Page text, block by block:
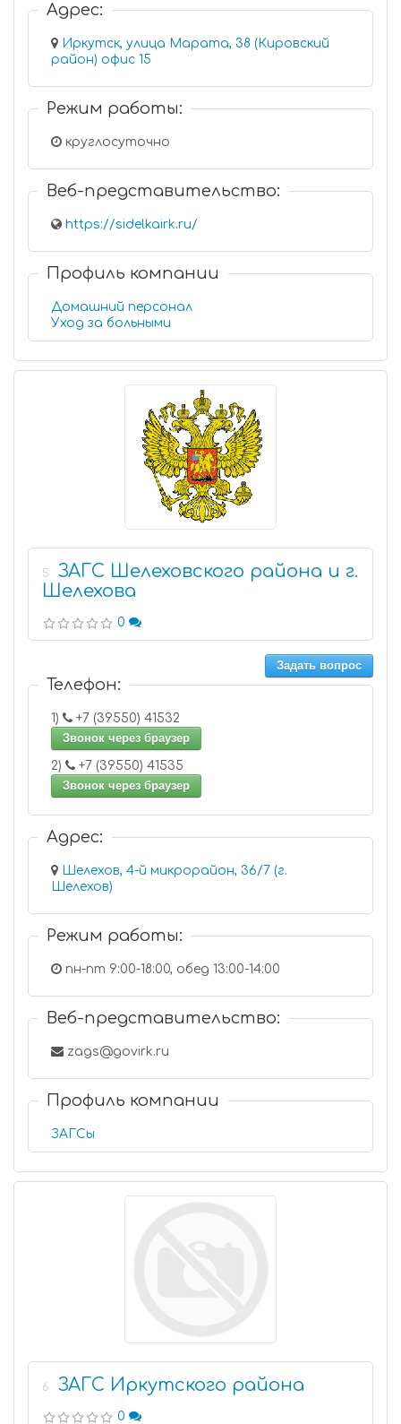
Адрес:
Иркутск, улица Марата, 38 (Кировский
район) офис 15
Режим работы:
круглосуточно
Веб-представительство:
https://sidelkairk.ru/
Профиль компании
Домашний персонал
Уход за больными
5
ЗАГС Шелеховского района и г.
Шелехова
0
Задать вопрос
Телефон:
1)
+7 (39550) 41532
Звонок через браузер
2)
+7 (39550) 41535
Звонок через браузер
Адрес:
Шелехов, 4-й микрорайон, 36/7 (г.
Шелехов)
Режим работы:
пн-пт 9:00-18:00, обед 13:00-14:00
Веб-представительство:
zags@govirk.ru
Профиль компании
ЗАГСы
6 ЗАГС Иркутского района
0